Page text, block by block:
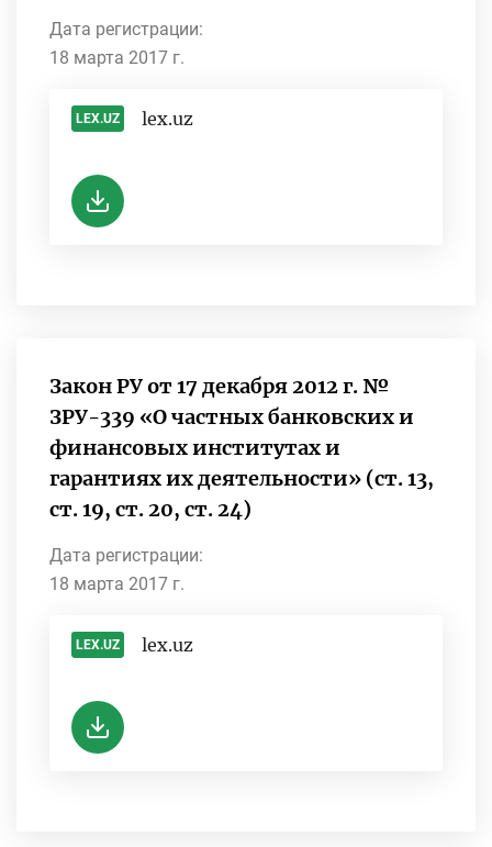
Дата регистрации:
18 марта 2017 г.
LEX.UZ lex.uz
Закон РУ от 17 декабря 2012 г. №
ЗРУ-339 «О частных банковских и
финансовых институтах и
гарантиях их деятельности» (ст. 13,
ст. 19, ст. 20, ст. 24)
Дата регистрации:
18 марта 2017 г.
LEX.UZ lex.uz